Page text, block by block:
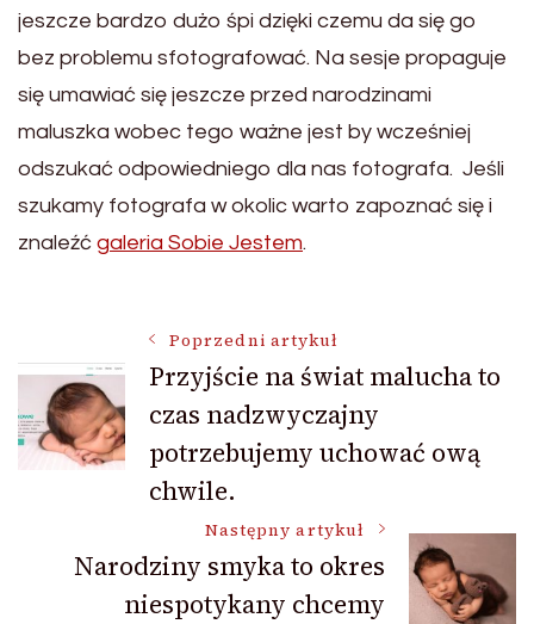
jeszcze bardzo dużo śpi dzięki czemu da się go
bez problemu sfotografować. Na sesje propaguje
się umawiać się jeszcze przed narodzinami
maluszka wobec tego ważne jest by wcześniej
odszukać odpowiedniego dla nas fotografa. Jeśli
szukamy fotografa w okolic warto zapoznać się i
znaleźć galeria Sobie Jestem.
Nawigacja
wpisu
Poprzedni artykuł
Przyjście na świat malucha to
czas nadzwyczajny
potrzebujemy uchować ową
chwile.
Następny artykuł
Narodziny smyka to okres
niespotykany chcemy